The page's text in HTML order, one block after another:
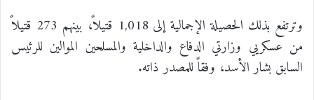
وترتفع بذلك الحصيلة الإجمالية إلى 1,018 قتيلاً، بينهم 273 قتيلاً
من عسكريي وزارتي الدفاع والداخلية والمسلحين الموالين للرئيس
السابق بشار الأسد، وفقاً للمصدر ذاته.